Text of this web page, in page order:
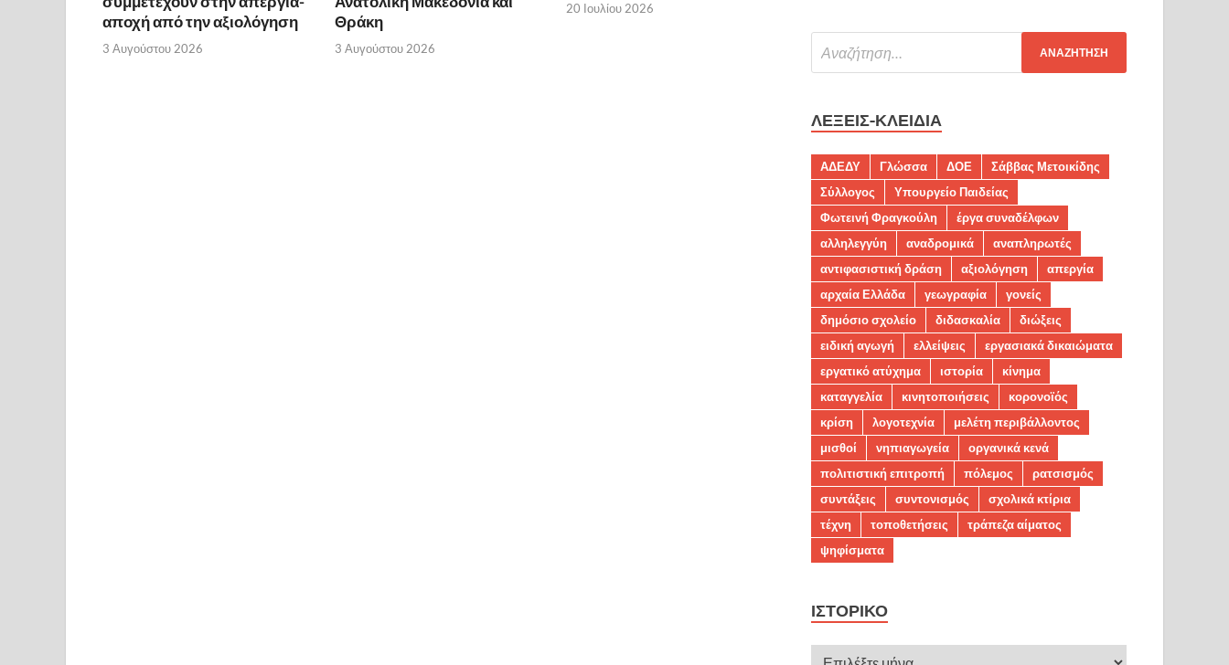
αποχή από την αξιολόγηση
3 Αυγούστου 2026
Θράκη
3 Αυγούστου 2026
20 Ιουλίου 2026
ΛΈΞΕΙΣ-ΚΛΕΙΔΙΆ
ΑΔΕΔΥ Γλώσσα ΔΟΕ
Σάββας Μετοικίδης
Σύλλογος
Υπουργείο Παιδείας
Φωτεινή Φραγκούλη
έργα συναδέλφων
αλληλεγγύη
αναδρομικά
αναπληρωτές
αντιφασιστική δράση
αξιολόγηση
απεργία
αρχαία Ελλάδα
γεωγραφία
γονείς
δημόσιο σχολείο
διδασκαλία
διώξεις
ειδική αγωγή
ελλείψεις
εργασιακά δικαιώματα
εργατικό ατύχημα
ιστορία
κίνημα
καταγγελία
κινητοποιήσεις
κορονοϊός
κρίση
λογοτεχνία
μελέτη περιβάλλοντος
μισθοί
νηπιαγωγεία
οργανικά κενά
πολιτιστική επιτροπή
πόλεμος
ρατσισμός
συντάξεις
συντονισμός
σχολικά κτίρια
τέχνη
τοποθετήσεις
τράπεζα αίματος
ψηφίσματα
ΙΣΤΟΡΙΚΌ